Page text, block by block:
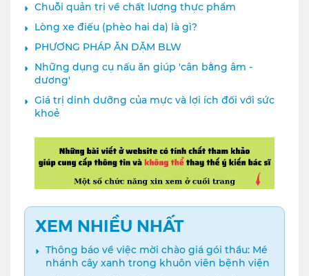
Chuỗi quản trị về chất lượng thực phẩm
Lòng xe điếu (phèo hai da) là gì?
PHƯƠNG PHÁP ĂN DẶM BLW
Những dụng cụ nấu ăn giúp 'cân bằng âm -
dương'
Giá trị dinh dưỡng của mực và lợi ích đối với sức
khoẻ
XEM NHIỀU NHẤT
Thông báo về việc mời chào giá gói thầu: Mé
nhánh cây xanh trong khuôn viên bệnh viện